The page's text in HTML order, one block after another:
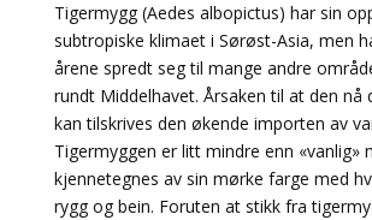
Tigermygg (Aedes albopictus) har sin
subtropiske klimaet i Sørøst-Asia, men
årene spredt seg til mange andre
rundt Middelhavet. Årsaken til at den nå
kan tilskrives den økende importen av
Tigermyggen er litt mindre enn «vanlig»
kjennetegnes av sin mørke farge med
rygg og bein. Foruten at stikk fra